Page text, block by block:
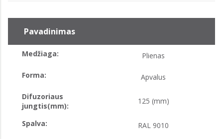
Pavadinimas
Medžiaga: Plienas
Forma: Apvalus
Difuzoriaus
jungtis(mm):
125 (mm)
Spalva: RAL 9010